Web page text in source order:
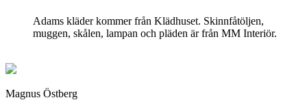
Adams kläder kommer från Klädhuset. Skinnfåtöljen,
muggen, skålen, lampan och pläden är från MM Interiör.
Magnus Östberg